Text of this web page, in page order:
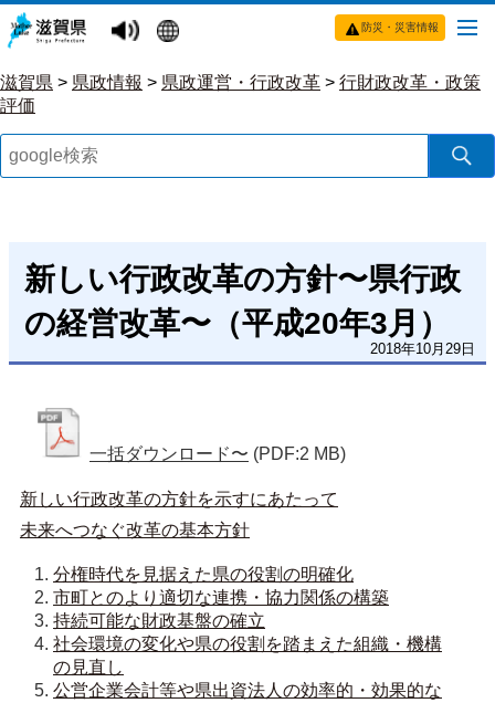
防災・災害情報
滋賀県 > 県政情報 > 県政運営・行政改革 > 行財政改革・政策
評価
新しい行政改革の方針〜県行政
の経営改革〜（平成20年3月）
2018年10月29日
一括ダウンロード〜 (PDF:2 MB)
新しい行政改革の方針を示すにあたって
未来へつなぐ改革の基本方針
分権時代を見据えた県の役割の明確化
市町とのより適切な連携・協力関係の構築
持続可能な財政基盤の確立
社会環境の変化や県の役割を踏まえた組織・機構
の見直し
公営企業会計等や県出資法人の効率的・効果的な